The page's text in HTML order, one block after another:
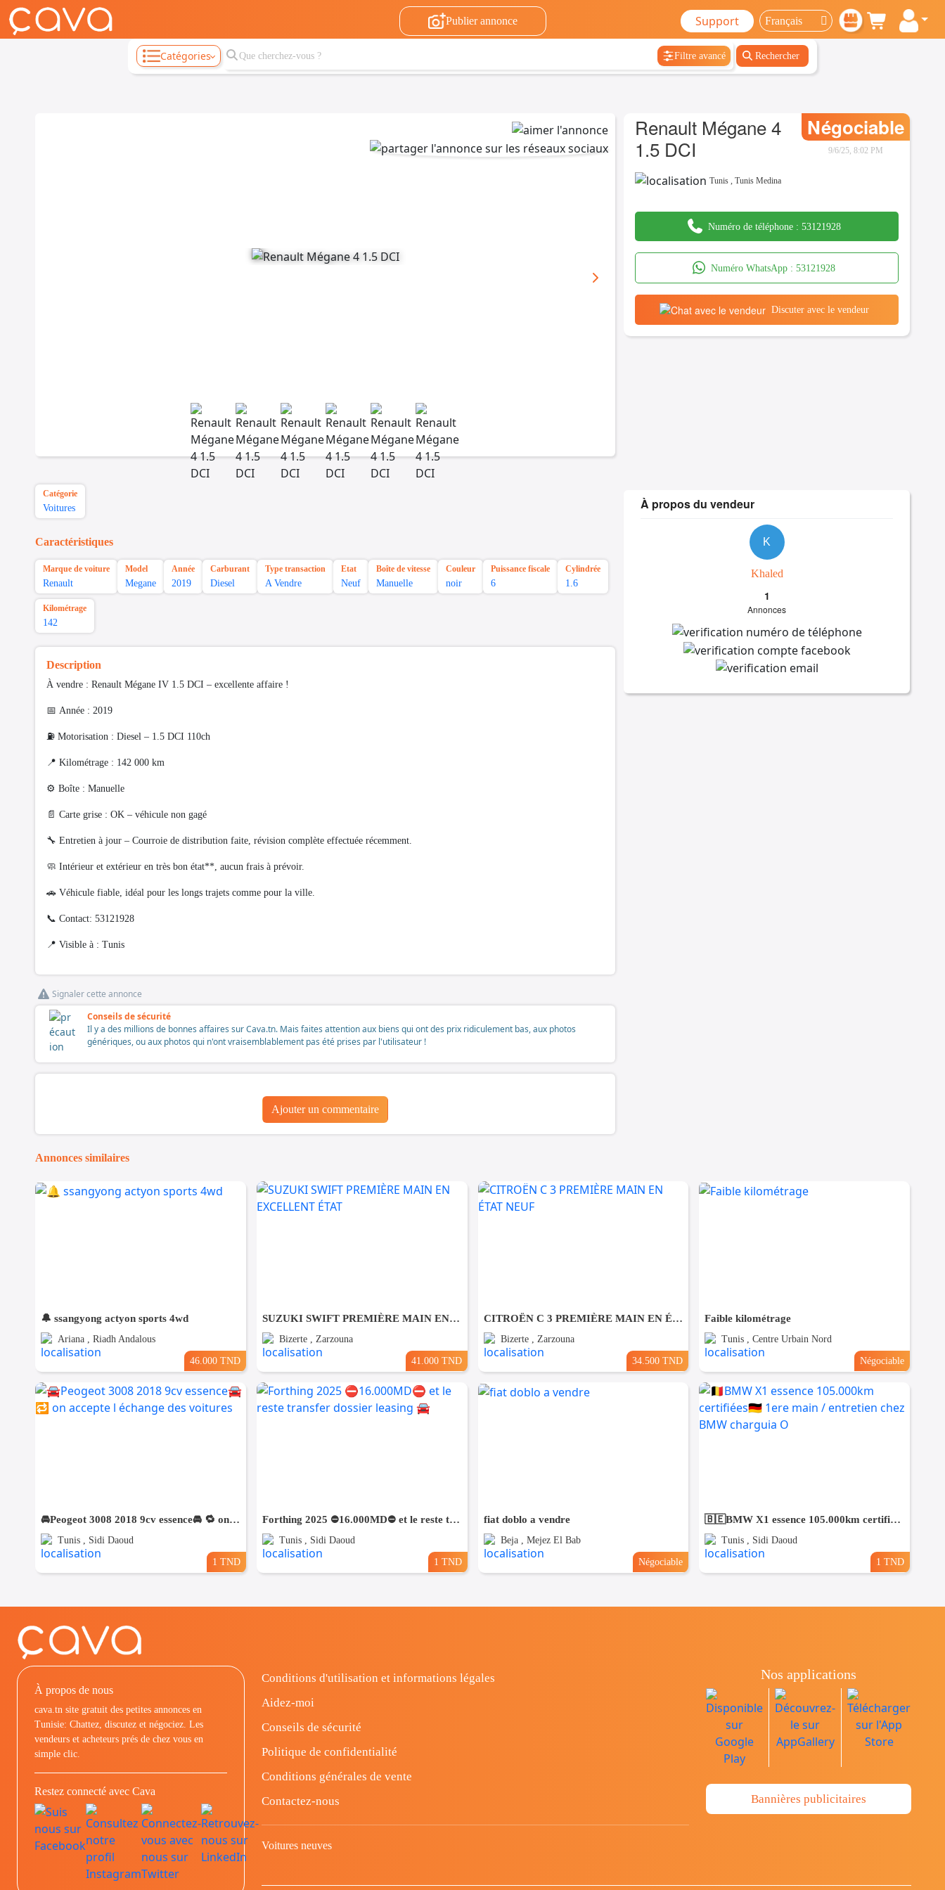
Publier annonce Support
Catégories Filtre avancé Rechercher
Renault Mégane 4
1.5 DCI
Négociable
9/6/25, 8:02 PM
Tunis ,Tunis Medina
Numéro de téléphone : 53121928
Numéro WhatsApp :53121928
Discuter avec le vendeur
Catégorie
Voitures
Caractéristiques
Marque de voiture
Renault
Model
Megane
Année
2019
Carburant
Diesel
Type transaction
A Vendre
Etat
Neuf
Boîte de vitesse
Manuelle
Couleur
noir
Puissance fiscale
6
Cylindrée
1.6
Kilométrage
142
Description
À vendre : Renault Mégane IV 1.5 DCI – excellente affaire !
📅 Année : 2019
⛽ Motorisation : Diesel – 1.5 DCI 110ch
📍 Kilométrage : 142 000 km
⚙️ Boîte : Manuelle
📄 Carte grise : OK – véhicule non gagé
🔧 Entretien à jour – Courroie de distribution faite, révision complète effectuée récemment.
🧼 Intérieur et extérieur en très bon état**, aucun frais à prévoir.
🚗 Véhicule fiable, idéal pour les longs trajets comme pour la ville.
📞 Contact: 53121928
📍 Visible à : Tunis
Signaler cette annonce
Conseils de sécurité
Il y a des millions de bonnes affaires sur Cava.tn. Mais faites attention aux biens qui ont des prix ridiculement bas, aux photos
génériques, ou aux photos qui n'ont vraisemblablement pas été prises par l'utilisateur !
Ajouter un commentaire
À propos du vendeur
K
Khaled
1
Annonces
Annonces similaires
🔔 ssangyong actyon sports 4wd
Ariana , Riadh Andalous
46.000 TND
SUZUKI SWIFT PREMIÈRE MAIN EN EXCELLENT ÉTAT
Bizerte , Zarzouna
41.000 TND
CITROËN C 3 PREMIÈRE MAIN EN ÉTAT NEUF
Bizerte , Zarzouna
34.500 TND
Faible kilométrage
Tunis , Centre Urbain Nord
Négociable
🚘Peogeot 3008 2018 9cv essence🚘 🔁 on accepte l échange des voitures
Tunis , Sidi Daoud
1 TND
Forthing 2025 ⛔️16.000MD⛔️ et le reste transfer dossier leasing 🚘
Tunis , Sidi Daoud
1 TND
fiat doblo a vendre
Beja , Mejez El Bab
Négociable
🇧🇪BMW X1 essence 105.000km certifiées🇩🇪 1ere main / entretien chez BMW charguia O
Tunis , Sidi Daoud
1 TND
À propos de nous
cava.tn site gratuit des petites annonces en
Tunisie: Chattez, discutez et négociez. Les
vendeurs et acheteurs prés de chez vous en
simple clic.
Restez connecté avec Cava
Conditions d'utilisation et informations légales
Aidez-moi
Conseils de sécurité
Politique de confidentialité
Conditions générales de vente
Contactez-nous
Voitures neuves
Nos applications
Bannières publicitaires